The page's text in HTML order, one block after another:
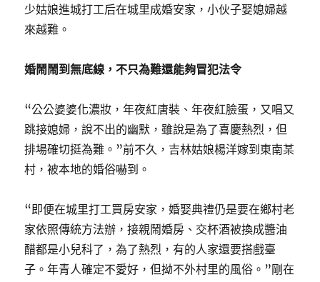
少姑娘進城打工后在城里成婚安家，小伙子娶媳婦越
來越難。
婚鬧鬧到無底線，不只為難還能夠冒犯法令
“公公婆婆化濃妝，年夜紅唐裝、年夜紅臉蛋，又唱又
跳接媳婦，說不出的幽默，雖說是為了喜慶熱烈，但
排場確切挺為難。”前不久，吉林姑娘楊洋嫁到東南某
村，被本地的婚俗嚇到。
“即便在城里打工買房安家，婚娶典禮仍是要在鄉村老
家依照傳統方法辦，接親鬧婚房、交杯酒被換成醬油
醋都是小兒科了，為了熱烈，有的人家還要搭戲臺
子。年青人確定不愛好，但拗不外村里的風俗。”剛在